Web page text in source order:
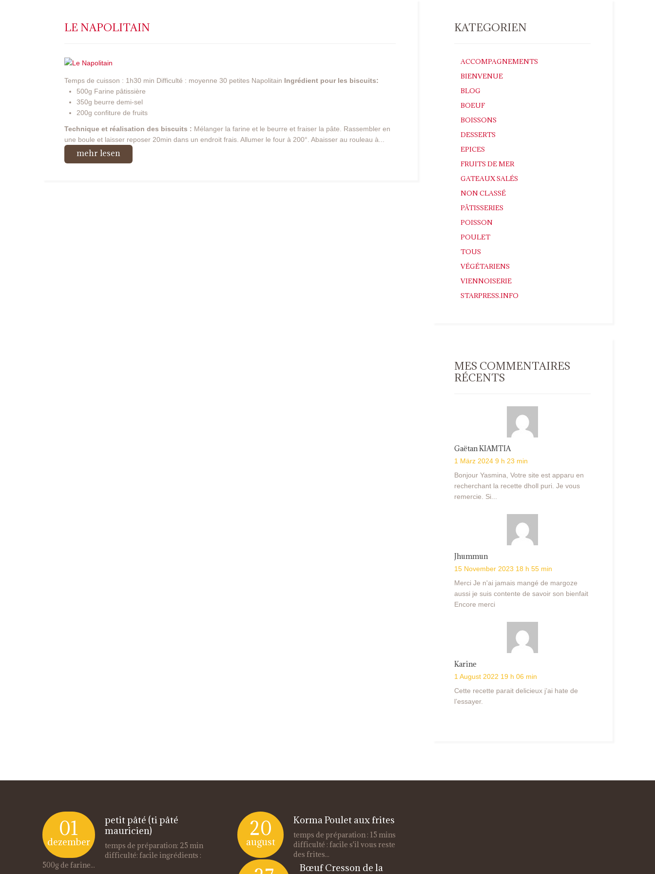
LE NAPOLITAIN
Temps de cuisson : 1h30 min Difficulté : moyenne 30 petites Napolitain Ingrédient pour les biscuits:
500g Farine pâtissière
350g beurre demi-sel
200g confiture de fruits
Technique et réalisation des biscuits : Mélanger la farine et le beurre et fraiser la pâte. Rassembler en
une boule et laisser reposer 20min dans un endroit frais. Allumer le four à 200°. Abaisser au rouleau à...
mehr lesen
KATEGORIEN
ACCOMPAGNEMENTS
BIENVENUE
BLOG
BOEUF
BOISSONS
DESSERTS
EPICES
FRUITS DE MER
GATEAUX SALÉS
NON CLASSÉ
PÂTISSERIES
POISSON
POULET
TOUS
VÉGÉTARIENS
VIENNOISERIE
STARPRESS.INFO
MES COMMENTAIRES
RÉCENTS
Gaëtan KIAMTIA
1 März 2024 9 h 23 min
Bonjour Yasmina, Votre site est apparu en
recherchant la recette dholl puri. Je vous
remercie. Si...
Jhummun
15 November 2023 18 h 55 min
Merci Je n'ai jamais mangé de margoze
aussi je suis contente de savoir son bienfait
Encore merci
Karine
1 August 2022 19 h 06 min
Cette recette parait delicieux j’ai hate de
l’essayer.
01
dezember
petit pâté (ti pâté
mauricien)
temps de préparation: 25 min
difficulté: facile ingrédients :
500g de farine...
20
august
Korma Poulet aux frites
temps de préparation : 15 mins
difficulté : facile s'il vous reste
des frites...
Bœuf Cresson de la